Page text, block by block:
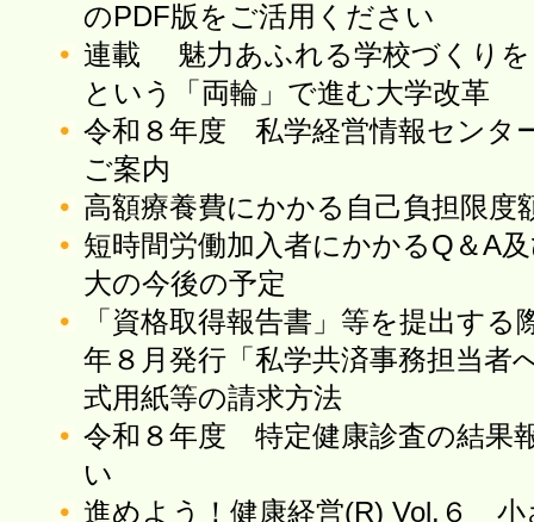
のPDF版をご活用ください
連載 魅力あふれる学校づくり
という「両輪」で進む大学改革
令和８年度 私学経営情報センタ
ご案内
高額療養費にかかる自己負担限度
短時間労働加入者にかかるQ＆A
大の今後の予定
「資格取得報告書」等を提出する
年８月発行「私学共済事務担当者
式用紙等の請求方法
令和８年度 特定健康診査の結果
い
進めよう！健康経営(R) Vol.６ 小